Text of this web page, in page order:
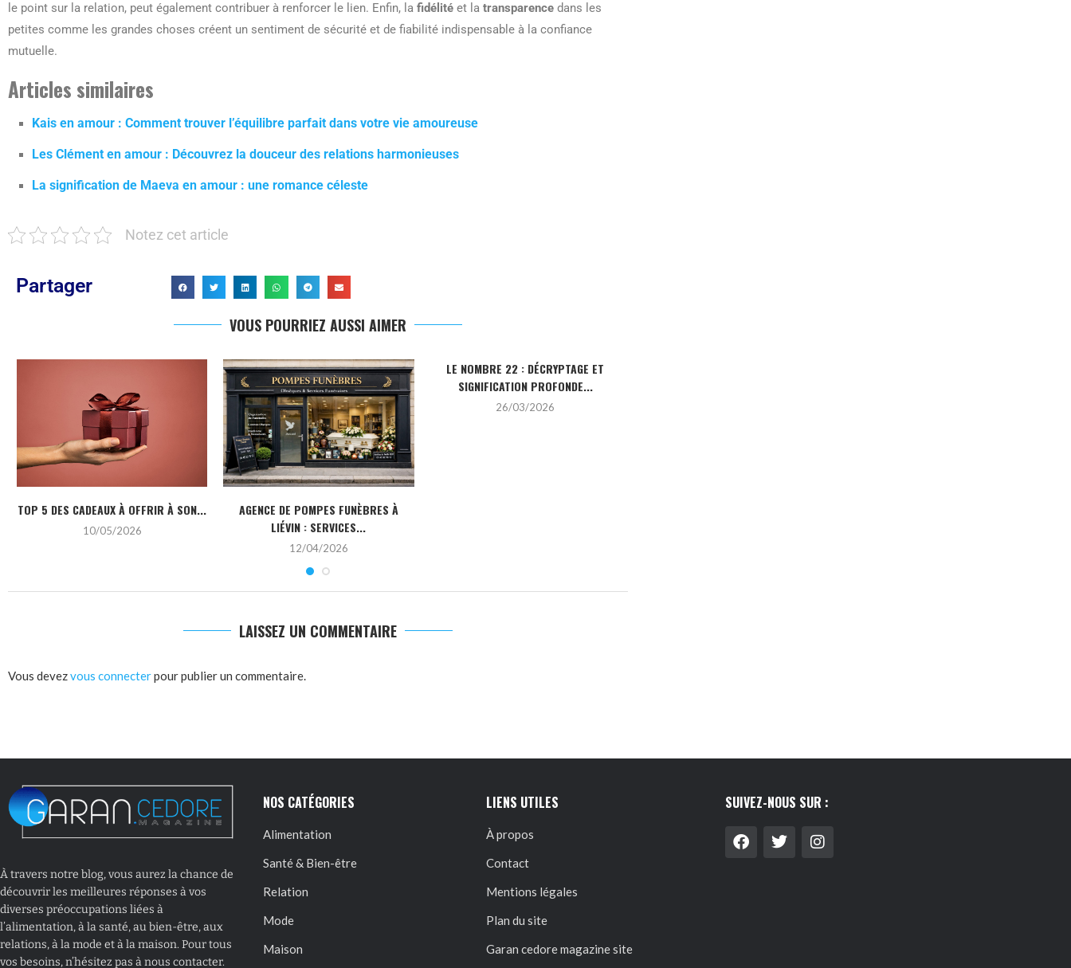
le point sur la relation, peut également contribuer à renforcer le lien. Enfin, la fidélité et la transparence dans les
petites comme les grandes choses créent un sentiment de sécurité et de fiabilité indispensable à la confiance
mutuelle.
Articles similaires
Kais en amour : Comment trouver l’équilibre parfait dans votre vie amoureuse
Les Clément en amour : Découvrez la douceur des relations harmonieuses
La signification de Maeva en amour : une romance céleste
Notez cet article
Partager
VOUS POURRIEZ AUSSI AIMER
TOP 5 DES CADEAUX À OFFRIR À SON...
10/05/2026
AGENCE DE POMPES FUNÈBRES À
LIÉVIN : SERVICES...
12/04/2026
LE NOMBRE 22 : DÉCRYPTAGE ET
SIGNIFICATION PROFONDE...
26/03/2026
LAISSEZ UN COMMENTAIRE
Vous devezvous connecterpour publier un commentaire.
À travers notre blog, vous aurez la chance de
découvrir les meilleures réponses à vos
diverses préoccupations liées à
l’alimentation, à la santé, au bien-être, aux
relations, à la mode et à la maison. Pour tous
vos besoins, n’hésitez pas à nous contacter.
NOS CATÉGORIES
Alimentation
Santé & Bien-être
Relation
Mode
Maison
LIENS UTILES
À propos
Contact
Mentions légales
Plan du site
Garan cedore magazine site
SUIVEZ-NOUS SUR :